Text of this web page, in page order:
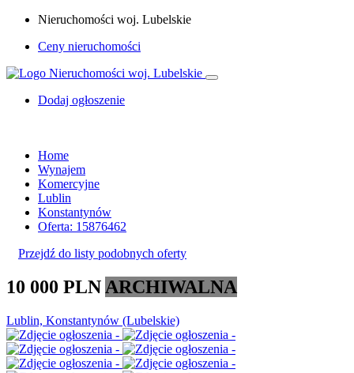
Nieruchomości woj. Lubelskie
Ceny nieruchomości
Dodaj ogłoszenie
Home
Wynajem
Komercyjne
Lublin
Konstantynów
Oferta: 15876462
Przejdź do listy podobnych oferty
10 000 PLN ARCHIWALNA
Lublin, Konstantynów (Lubelskie)